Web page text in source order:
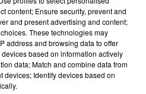
des vendange 2026
que prévu,
profite pour rappeler
21h17
21h17
content; Ensure security, prevent and
and present advertising and content;
These technologies may
address and browsing data to offer
based on information actively
data; Match and combine data from
devices; Identify devices based on